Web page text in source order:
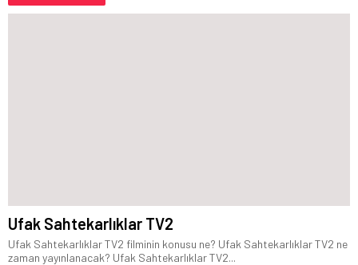
Ufak Sahtekarlıklar TV2
Ufak Sahtekarlıklar TV2 filminin konusu ne? Ufak Sahtekarlıklar TV2 ne
zaman yayınlanacak? Ufak Sahtekarlıklar TV2...